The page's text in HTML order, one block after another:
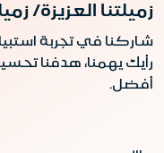
زميلتنا العزيزة/
شاركنا في تجربة
رأيك يهمنا، هدفنا
أفضل.